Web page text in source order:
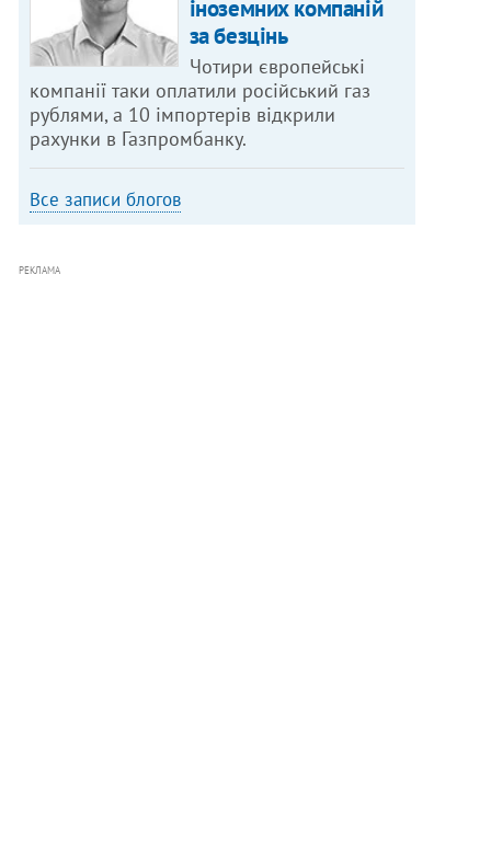
іноземних компаній
за безцінь
Чотири європейські
компанії таки оплатили російський газ
рублями, а 10 імпортерів відкрили
рахунки в Газпромбанку.
Все записи блогов
РЕКЛАМА